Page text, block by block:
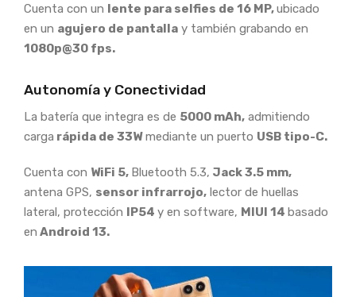
Cuenta con un lente para selfies de 16 MP,ubicado
en un agujero de pantalla y también grabando en
1080p@30 fps.
Autonomía y Conectividad
La batería que integra es de 5000 mAh, admitiendo
carga rápida de 33Wmediante un puerto USB tipo-C.
Cuenta con WiFi 5, Bluetooth 5.3, Jack 3.5 mm,
antena GPS, sensor infrarrojo, lector de huellas
lateral, protección IP54 y en software, MIUI 14 basado
en Android 13.